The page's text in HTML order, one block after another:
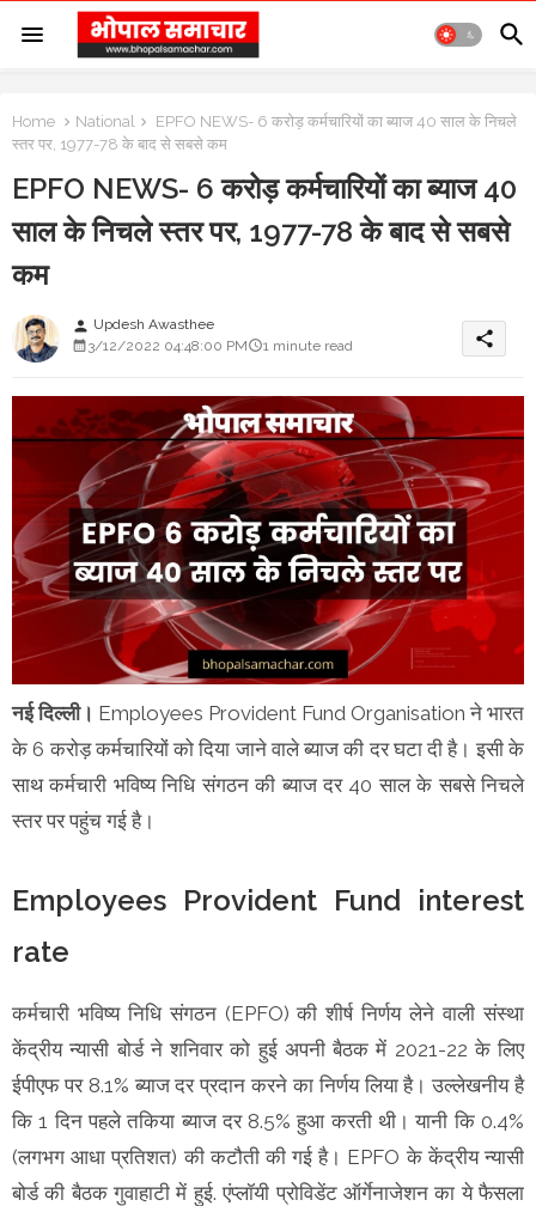
Home National
EPFO NEWS- 6 करोड़ कर्मचारियों का ब्याज 40 साल के निचले
स्तर पर, 1977-78 के बाद से सबसे कम
EPFO NEWS- 6 करोड़ कर्मचारियों का ब्याज 40
साल के निचले स्तर पर, 1977-78 के बाद से सबसे
कम
person Updesh Awasthee
3/12/2022 04:48:00 PM
1 minute read share
नई दिल्ली। Employees Provident Fund Organisation ने भारत
के 6 करोड़ कर्मचारियों को दिया जाने वाले ब्याज की दर घटा दी है। इसी के
साथ कर्मचारी भविष्य निधि संगठन की ब्याज दर 40 साल के सबसे निचले
स्तर पर पहुंच गई है।
Employees Provident Fund interest
rate
कर्मचारी भविष्य निधि संगठन (EPFO) की शीर्ष निर्णय लेने वाली संस्था
केंद्रीय न्यासी बोर्ड ने शनिवार को हुई अपनी बैठक में 2021-22 के लिए
ईपीएफ पर 8.1% ब्याज दर प्रदान करने का निर्णय लिया है। उल्लेखनीय है
कि 1 दिन पहले तकिया ब्याज दर 8.5% हुआ करती थी। यानी कि 0.4%
(लगभग आधा प्रतिशत) की कटौती की गई है। EPFO के केंद्रीय न्यासी
बोर्ड की बैठक गुवाहाटी में हुई. एंप्लॉयी प्रोविडेंट ऑर्गेनाजेशन का ये फैसला